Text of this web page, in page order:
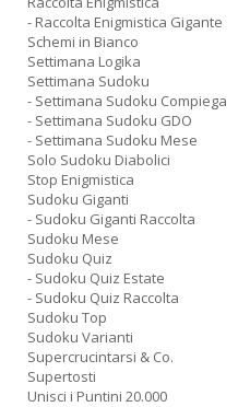
- Raccolta Enigmistica Gigante
Schemi in Bianco
Settimana Logika
Settimana Sudoku
- Settimana Sudoku Compiega
- Settimana Sudoku GDO
- Settimana Sudoku Mese
Solo Sudoku Diabolici
Stop Enigmistica
Sudoku Giganti
- Sudoku Giganti Raccolta
Sudoku Mese
Sudoku Quiz
- Sudoku Quiz Estate
- Sudoku Quiz Raccolta
Sudoku Top
Sudoku Varianti
Supercrucintarsi & Co.
Supertosti
Unisci i Puntini 20.000